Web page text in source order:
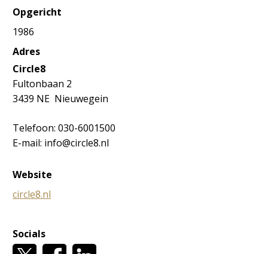
Opgericht
1986
Adres
Circle8
Fultonbaan 2
3439 NE Nieuwegein
Telefoon: 030-6001500
E-mail: info@circle8.nl
Website
circle8.nl
Socials